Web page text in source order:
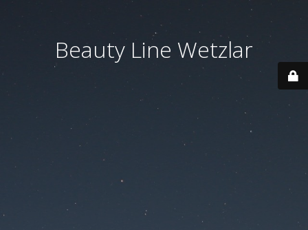
Beauty Line Wetzlar